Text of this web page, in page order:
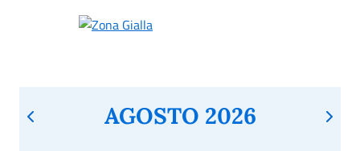
AGOSTO 2026